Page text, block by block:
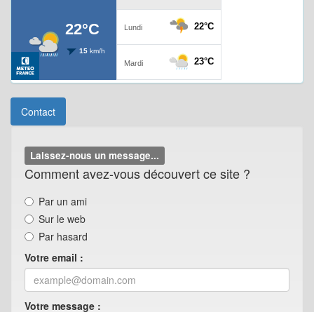
Contact
Laissez-nous un message...
Comment avez-vous découvert ce site ?
Par un ami
Sur le web
Par hasard
Votre email :
Votre message :